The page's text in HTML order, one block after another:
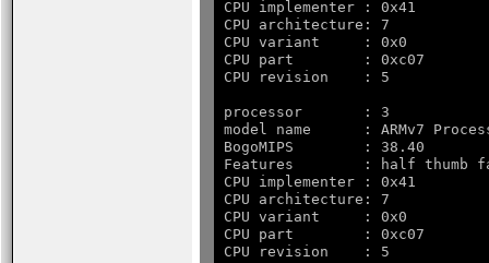
CPU implementer : 0x41
CPU architecture: 7
CPU variant     : 0x0
CPU part        : 0xc07
processor       : 3
model name      : ARMv7
BogoMIPS        : 38.40
Features        : half thumb
CPU implementer : 0x41
CPU architecture: 7
CPU variant     : 0x0
CPU part        : 0xc07